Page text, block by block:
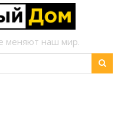
меняют наш мир.